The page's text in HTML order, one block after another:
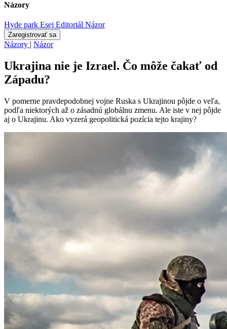
Názory
Hyde park Esej Editoriál Názor
Zaregistrovať sa
Názory | Názor
Ukrajina nie je Izrael. Čo môže čakať od
Západu?
V pomerne pravdepodobnej vojne Ruska s Ukrajinou pôjde o veľa,
podľa niektorých až o zásadnú globálnu zmenu. Ale iste v nej pôjde
aj o Ukrajinu. Ako vyzerá geopolitická pozícia tejto krajiny?